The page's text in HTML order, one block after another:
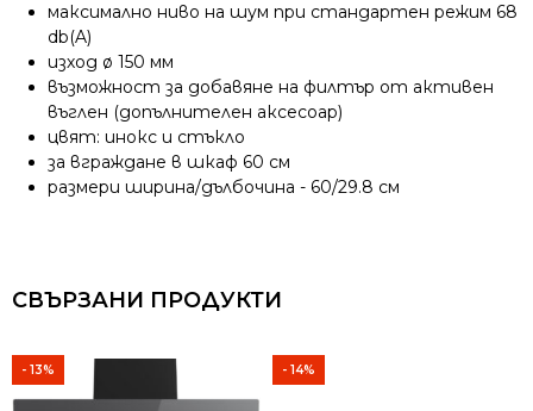
максимално ниво на шум при стандартен режим 68
db(A)
изход ø 150 мм
възможност за добавяне на филтър от активен
въглен (допълнителен аксесоар)
цвят: инокс и стъкло
за вграждане в шкаф 60 см
размери ширина/дълбочина - 60/29.8 см
СВЪРЗАНИ ПРОДУКТИ
- 13% - 14%